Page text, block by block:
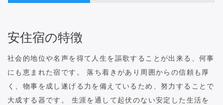
安住宿の特徴
社会的地位や名声を得て人生を謳歌することが出来る、何事
にも恵まれた宿です。 落ち着きがあり周囲からの信頼も厚
く、物事を成し遂げる力を備えているため、努力することで
大成する器です。 生涯を通して起伏のない安定した生活を